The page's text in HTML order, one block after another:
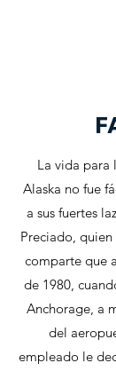
La vida para
Alaska no fue
a sus fuertes
Preciado,
comparte que
de 1980,
Anchorage, a
del
empleado le